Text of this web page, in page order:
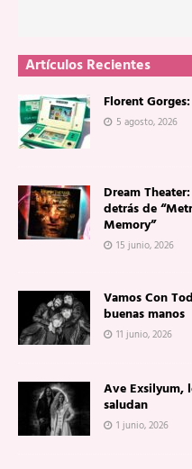
Artículos Recientes
Florent
5 agosto, 2026
Dream
detrás de
Memory”
15 junio, 2026
Vamos Con
buenas manos
11 junio, 2026
Ave Exsilyum,
saludan
1 junio, 2026